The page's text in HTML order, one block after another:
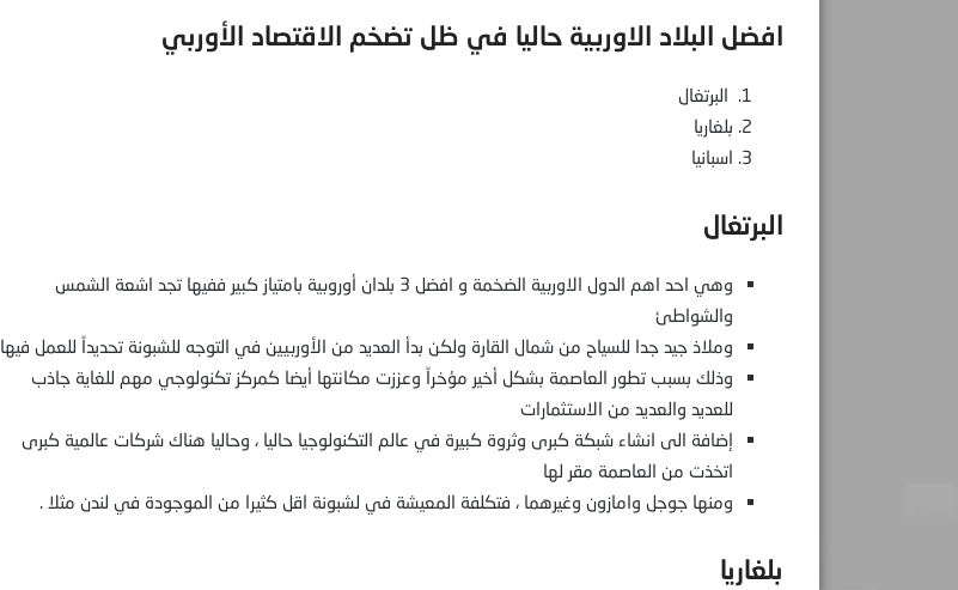
افضل البلاد الاوربية حاليا في ظل تضخم الاقتصاد الأوربي
البرتغال
بلغاريا
اسبانيا
البرتغال
وهي احد اهم الدول الاوربية الضخمة و افضل 3 بلدان أوروبية بامتياز كبير ففيها تجد اشعة الشمس
والشواطئ
وملاذ جيد جدا للسياح من شمال القارة ولكن بدأ العديد من الأوربيين في التوجه للشبونة تحديداً للعمل فيها
وذلك بسبب تطور العاصمة بشكل أخير مؤخراً وعززت مكانتها أيضا كمركز تكنولوجي مهم للغاية جاذب
للعديد والعديد من الاستثمارات
إضافة الى انشاء شبكة كبرى وثروة كبيرة في عالم التكنولوجيا حاليا ، وحاليا هناك شركات عالمية كبرى
اتخذت من العاصمة مقر لها
ومنها جوجل وامازون وغيرهما ، فتكلفة المعيشة في لشبونة اقل كثيرا من الموجودة في لندن مثلا .
بلغاريا